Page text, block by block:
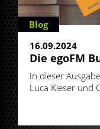
Blog
16.09.2024
Die egoFM
In dieser
Luca Kieser und